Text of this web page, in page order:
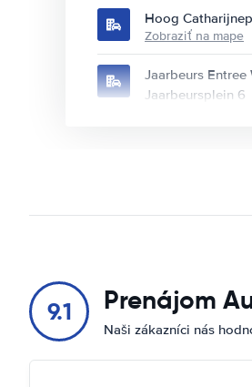
Hoog
Zobraziť na mape
Jaarbeurs Entree
Jaarbeursplein 6
Proostwetering 111
Zobraziť na mape
9.1 Prenájom
Naši zákazníci nás